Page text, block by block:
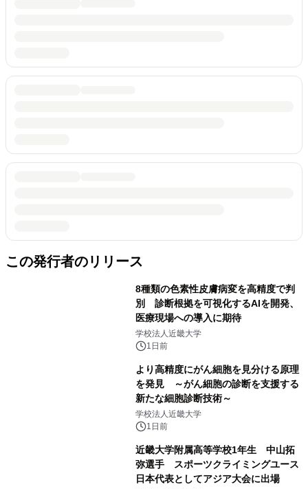
この発行者のリリース
8種類の色素性皮膚病変を高精度で判
別 診断根拠を可視化するAIを開発、
医療現場への導入に期待
学校法人近畿大学
1日前
より高精度にがん細胞を見分ける原理
を発見 ～がん細胞の診断を支援する
新たな細胞診断技術～
学校法人近畿大学
1日前
近畿大学附属高等学校1年生 中山拓
弥選手 スポーツクライミングユース
日本代表としてアジア大会に出場